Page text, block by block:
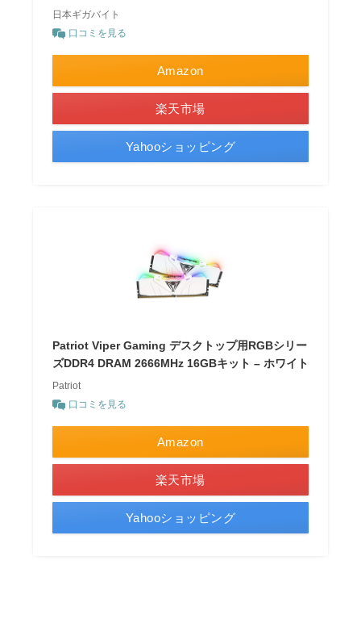
日本ギガバイト
口コミを見る
Amazon
楽天市場
Yahooショッピング
Patriot Viper Gaming デスクトップ用RGBシリー
ズDDR4 DRAM 2666MHz 16GBキット – ホワイト
Patriot
口コミを見る
Amazon
楽天市場
Yahooショッピング